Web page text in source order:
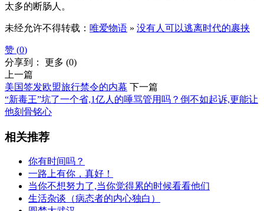
太多的断肠人。
未经允许不得转载： 唯爱物语 » 没有人可以逃离时代的裹挟
赞 (0)
分享到： 更多 (0)
上一篇
美国签发欧盟旅行禁令的内幕 下一篇
“新毒王”坑了一个省,1亿人的唾骂管用吗？倒不如起诉,更能让
他刻骨铭心
相关推荐
你有时间吗？
一路上有你，真好！
当你不想努力了,当你觉得累的时候看看他们
生活杂谈（病态者的内心独白）